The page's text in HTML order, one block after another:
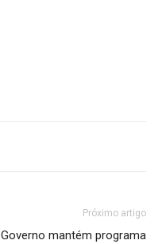
Próximo artigo
Governo mantém programa